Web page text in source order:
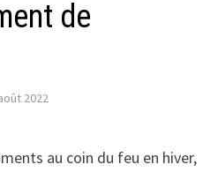
de
2022
au coin du feu en hiver,